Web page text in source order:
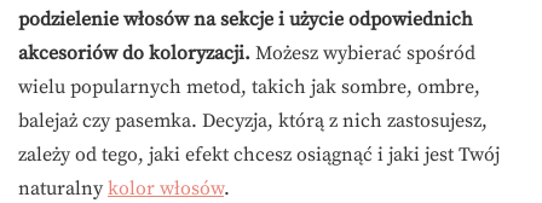
podzielenie włosów na sekcje i użycie odpowiednich
akcesoriów do koloryzacji. Możesz wybierać spośród
wielu popularnych metod, takich jak sombre, ombre,
balejaż czy pasemka. Decyzja, którą z nich zastosujesz,
zależy od tego, jaki efekt chcesz osiągnąć i jaki jest Twój
naturalny kolor włosów.